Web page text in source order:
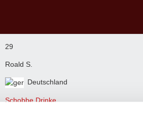
29
Roald S.
Deutschland
Schobbe Drinke